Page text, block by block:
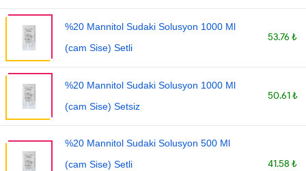
%20 Mannitol Sudaki Solusyon 1000 Ml
(cam Sise) Setli
53.76 ₺
%20 Mannitol Sudaki Solusyon 1000 Ml
(cam Sise) Setsiz
50.61 ₺
%20 Mannitol Sudaki Solusyon 500 Ml
(cam Sise) Setli
41.58 ₺